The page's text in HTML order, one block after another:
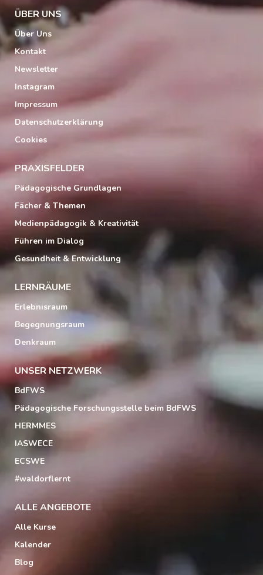
ÜBER UNS
Über Uns
Kontakt
Newsletter
Instagram
Impressum
Datenschutzerklärung
Cookies
PRAXISFELDER
Pädagogische Grundlagen
Fächer & Themen
Medienpädagogik & Kreativität
Führen im Dialog
Gesundheit & Entwicklung
LERNRÄUME
Erlebnisraum
Begegnungsraum
Denkraum
UNSER NETZWERK
BdFWS
Pädagogische Forschungsstelle beim BdFWS
HERMMES
IASWECE
ECSWE
#waldorflernt
ALLE ANGEBOTE
Alle Kurse
Kalender
Blog